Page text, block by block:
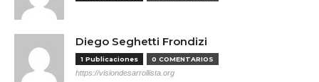
Diego Seghetti Frondizi
1 Publicaciones 0 COMENTARIOS
https://visiondesarrollista.org